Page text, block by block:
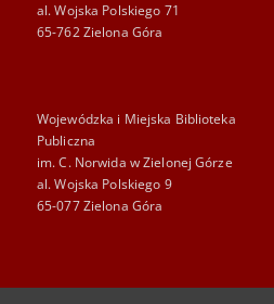
al. Wojska Polskiego 71
65-762 Zielona Góra
Wojewódzka i Miejska Biblioteka
Publiczna
im. C. Norwida w Zielonej Górze
al. Wojska Polskiego 9
65-077 Zielona Góra